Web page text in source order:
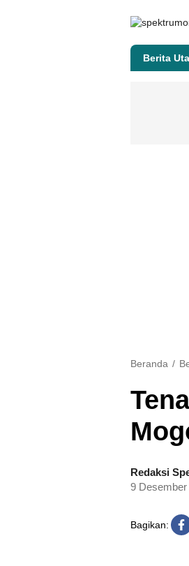
Berita
Beranda
Redaksi
9
Bagikan: